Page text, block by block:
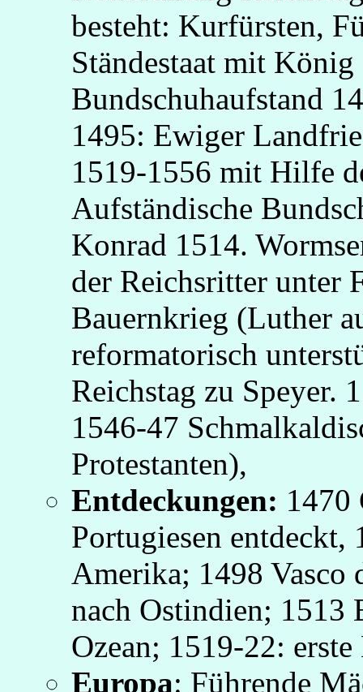
besteht: Kurfürsten,
Ständestaat mit König
Bundschuhaufstand
1495: Ewiger
1519-1556 mit Hilfe
Aufständische
Konrad 1514.
der Reichsritter unter
Bauernkrieg (Luther
reformatorisch
Reichstag zu Speyer.
1546-47
Protestanten),
Entdeckungen: 1470
Portugiesen entdeckt,
Amerika; 1498 Vasco
nach Ostindien; 1513
Ozean; 1519-22:
Europa: Führende